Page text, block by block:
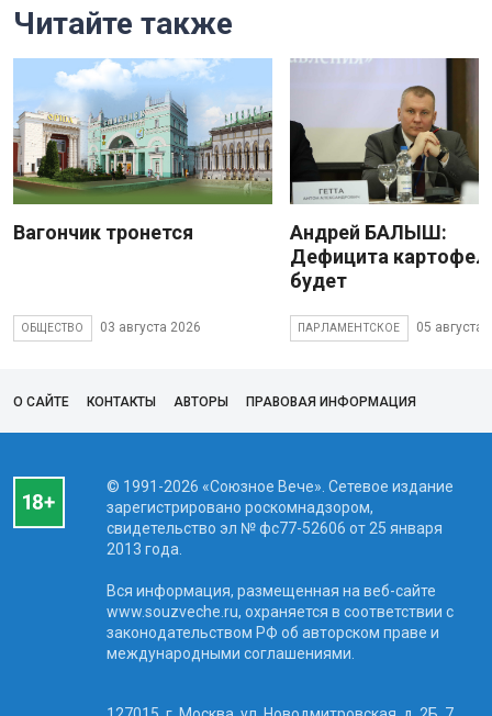
Читайте также
Вагончик тронется
ОБЩЕСТВО 03 августа 2026
Андрей БАЛЫШ:
Дефицита
будет
ПАРЛАМЕНТСКОЕ 05 августа
О САЙТЕ КОНТАКТЫ АВТОРЫ ПРАВОВАЯ ИНФОРМАЦИЯ
© 1991-2026 «Союзное Вече». Сетевое издание
зарегистрировано роскомнадзором,
свидетельство эл № фc77-52606 от 25 января
2013 года.
Вся информация, размещенная на веб-сайте
www.souzveche.ru, охраняется в соответствии с
законодательством РФ об авторском праве и
международными соглашениями.